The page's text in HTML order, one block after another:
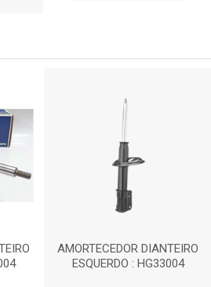
AMORTECEDOR DIANTEIRO
ESQUERDO : HG33004